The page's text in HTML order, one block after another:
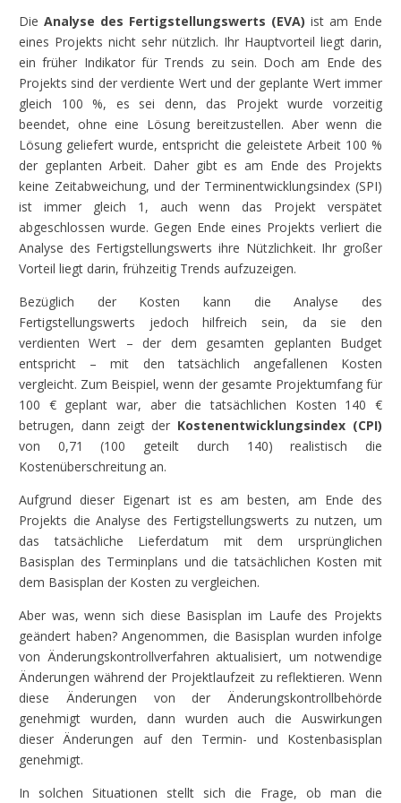
Die Analyse des Fertigstellungswerts (EVA) ist am Ende
eines Projekts nicht sehr nützlich. Ihr Hauptvorteil liegt darin,
ein früher Indikator für Trends zu sein. Doch am Ende des
Projekts sind der verdiente Wert und der geplante Wert immer
gleich 100 %, es sei denn, das Projekt wurde vorzeitig
beendet, ohne eine Lösung bereitzustellen. Aber wenn die
Lösung geliefert wurde, entspricht die geleistete Arbeit 100 %
der geplanten Arbeit. Daher gibt es am Ende des Projekts
keine Zeitabweichung, und der Terminentwicklungsindex (SPI)
ist immer gleich 1, auch wenn das Projekt verspätet
abgeschlossen wurde. Gegen Ende eines Projekts verliert die
Analyse des Fertigstellungswerts ihre Nützlichkeit. Ihr großer
Vorteil liegt darin, frühzeitig Trends aufzuzeigen.
Bezüglich der Kosten kann die Analyse des
Fertigstellungswerts jedoch hilfreich sein, da sie den
verdienten Wert – der dem gesamten geplanten Budget
entspricht – mit den tatsächlich angefallenen Kosten
vergleicht. Zum Beispiel, wenn der gesamte Projektumfang für
100 € geplant war, aber die tatsächlichen Kosten 140 €
betrugen, dann zeigt der Kostenentwicklungsindex (CPI)
von 0,71 (100 geteilt durch 140) realistisch die
Kostenüberschreitung an.
Aufgrund dieser Eigenart ist es am besten, am Ende des
Projekts die Analyse des Fertigstellungswerts zu nutzen, um
das tatsächliche Lieferdatum mit dem ursprünglichen
Basisplan des Terminplans und die tatsächlichen Kosten mit
dem Basisplan der Kosten zu vergleichen.
Aber was, wenn sich diese Basisplan im Laufe des Projekts
geändert haben? Angenommen, die Basisplan wurden infolge
von Änderungskontrollverfahren aktualisiert, um notwendige
Änderungen während der Projektlaufzeit zu reflektieren. Wenn
diese Änderungen von der Änderungskontrollbehörde
genehmigt wurden, dann wurden auch die Auswirkungen
dieser Änderungen auf den Termin- und Kostenbasisplan
genehmigt.
In solchen Situationen stellt sich die Frage, ob man die